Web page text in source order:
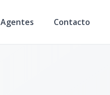
Agentes Contacto